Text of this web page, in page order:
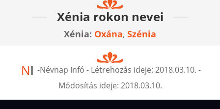
Xénia rokon nevei
Xénia: Oxána, Szénia
-Névnap Infó - Létrehozás ideje: 2018.03.10. -
Módosítás ideje: 2018.03.10.